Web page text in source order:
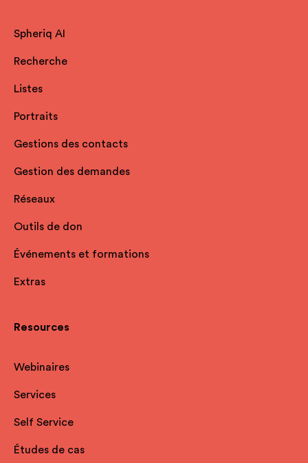
Spheriq AI
Recherche
Listes
Portraits
Gestions des contacts
Gestion des demandes
Réseaux
Outils de don
Événements et formations
Extras
Resources
Webinaires
Services
Self Service
Études de cas